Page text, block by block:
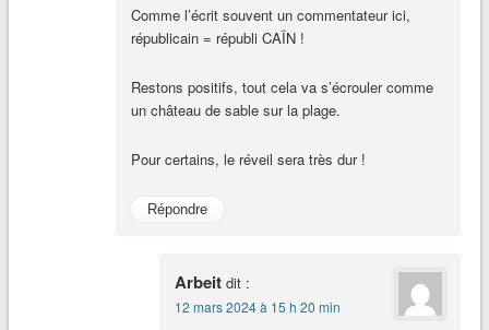
Comme l’écrit souvent un commentateur ici,
républicain = républi CAÏN !
Restons positifs, tout cela va s’écrouler comme
un château de sable sur la plage.
Pour certains, le réveil sera très dur !
Répondre
Arbeit dit :
12 mars 2024 à 15 h 20 min